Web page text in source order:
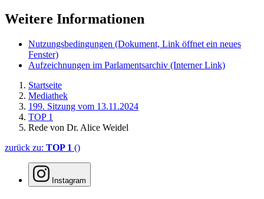
Weitere Informationen
Nutzungsbedingungen (Dokument, Link öffnet ein neues
Fenster)
Aufzeichnungen im Parlamentsarchiv (Interner Link)
Startseite
Mediathek
199. Sitzung vom 13.11.2024
TOP 1
Rede von Dr. Alice Weidel
zurück zu: TOP 1 ()
Instagram